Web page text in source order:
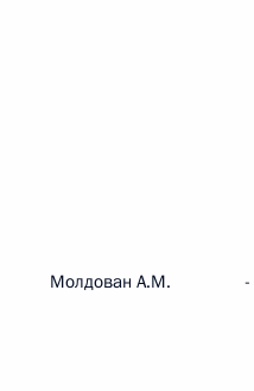
Молдован А.М. -